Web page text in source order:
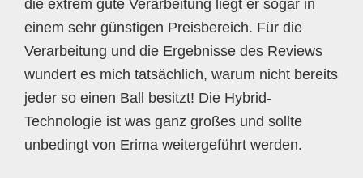
die extrem gute Verarbeitung liegt er sogar in
einem sehr günstigen Preisbereich. Für die
Verarbeitung und die Ergebnisse des Reviews
wundert es mich tatsächlich, warum nicht bereits
jeder so einen Ball besitzt! Die Hybrid-
Technologie ist was ganz großes und sollte
unbedingt von Erima weitergeführt werden.